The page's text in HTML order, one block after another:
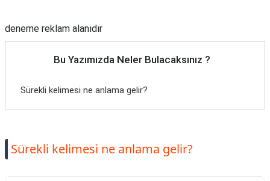
deneme reklam alanıdır
Bu Yazımızda Neler Bulacaksınız ?
Sürekli kelimesi ne anlama gelir?
Sürekli kelimesi ne anlama gelir?